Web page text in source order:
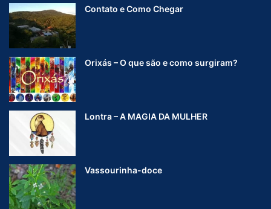
Contato e Como Chegar
Orixás – O que são e como surgiram?
Lontra – A MAGIA DA MULHER
Vassourinha-doce